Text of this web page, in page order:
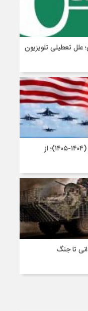
تعطیلی تلویزیون
واکاوی جنگ ایران و آمریکا در تنگه هرمز (۱۴۰۴-۱۴۰۵)؛ از
تا جنگ